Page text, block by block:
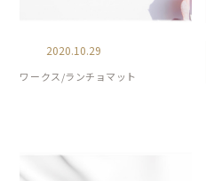
2020.10.29
ワークス/ランチョマット